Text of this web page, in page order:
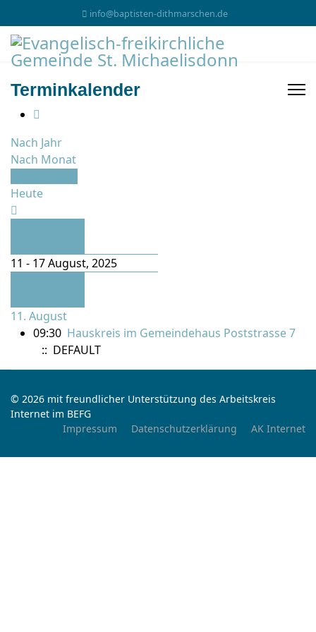
info@baptisten-dithmarschen.de
Terminkalender
Nach Jahr
Nach Monat
Heute
11 - 17 August, 2025
11. August
09:30 Hauskreis im Gemeindehaus Poststrasse 7
:: DEFAULT
© 2026 mit freundlicher Unterstützung des Arbeitskreis
Internet im BEFG
Impressum
Datenschutzerklärung AK Internet